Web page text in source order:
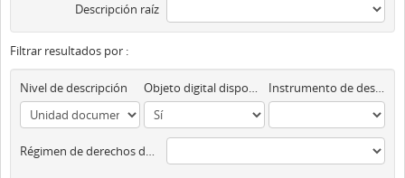
Descripción raíz
Filtrar resultados por :
Nivel de descripción Objeto digital disponibles Instrumento de descripción
Régimen de derechos de autor